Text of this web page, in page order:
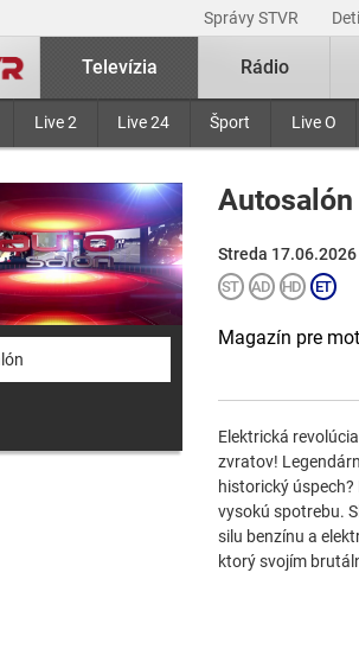
Správy STVR Deti
Televízia
Live 2 Live 24 Šport Live O
Rádio
Autosalón
Streda 17.06.2026
Magazín pre
Elektrická
zvratov!
historický
vysokú spotrebu.
silu benzínu a
ktorý svojím